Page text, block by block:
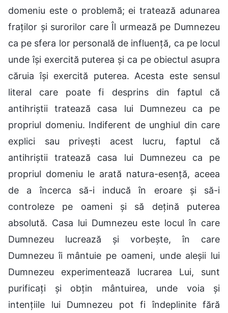
domeniu este o problemă; ei tratează adunarea
fraților și surorilor care Îl urmează pe Dumnezeu
ca pe sfera lor personală de influență, ca pe locul
unde își exercită puterea și ca pe obiectul asupra
căruia își exercită puterea. Acesta este sensul
literal care poate fi desprins din faptul că
antihriștii tratează casa lui Dumnezeu ca pe
propriul domeniu. Indiferent de unghiul din care
explici sau privești acest lucru, faptul că
antihriștii tratează casa lui Dumnezeu ca pe
propriul domeniu le arată natura-esență, aceea
de a încerca să-i inducă în eroare și să-i
controleze pe oameni și să dețină puterea
absolută. Casa lui Dumnezeu este locul în care
Dumnezeu lucrează și vorbește, în care
Dumnezeu îi mântuie pe oameni, unde aleșii lui
Dumnezeu experimentează lucrarea Lui, sunt
purificați și obțin mântuirea, unde voia și
intențiile lui Dumnezeu pot fi îndeplinite fără